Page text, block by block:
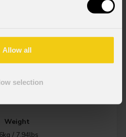
Allow all
selection
per uso temporaneo in esterno
Weight
/ 7.94lbs